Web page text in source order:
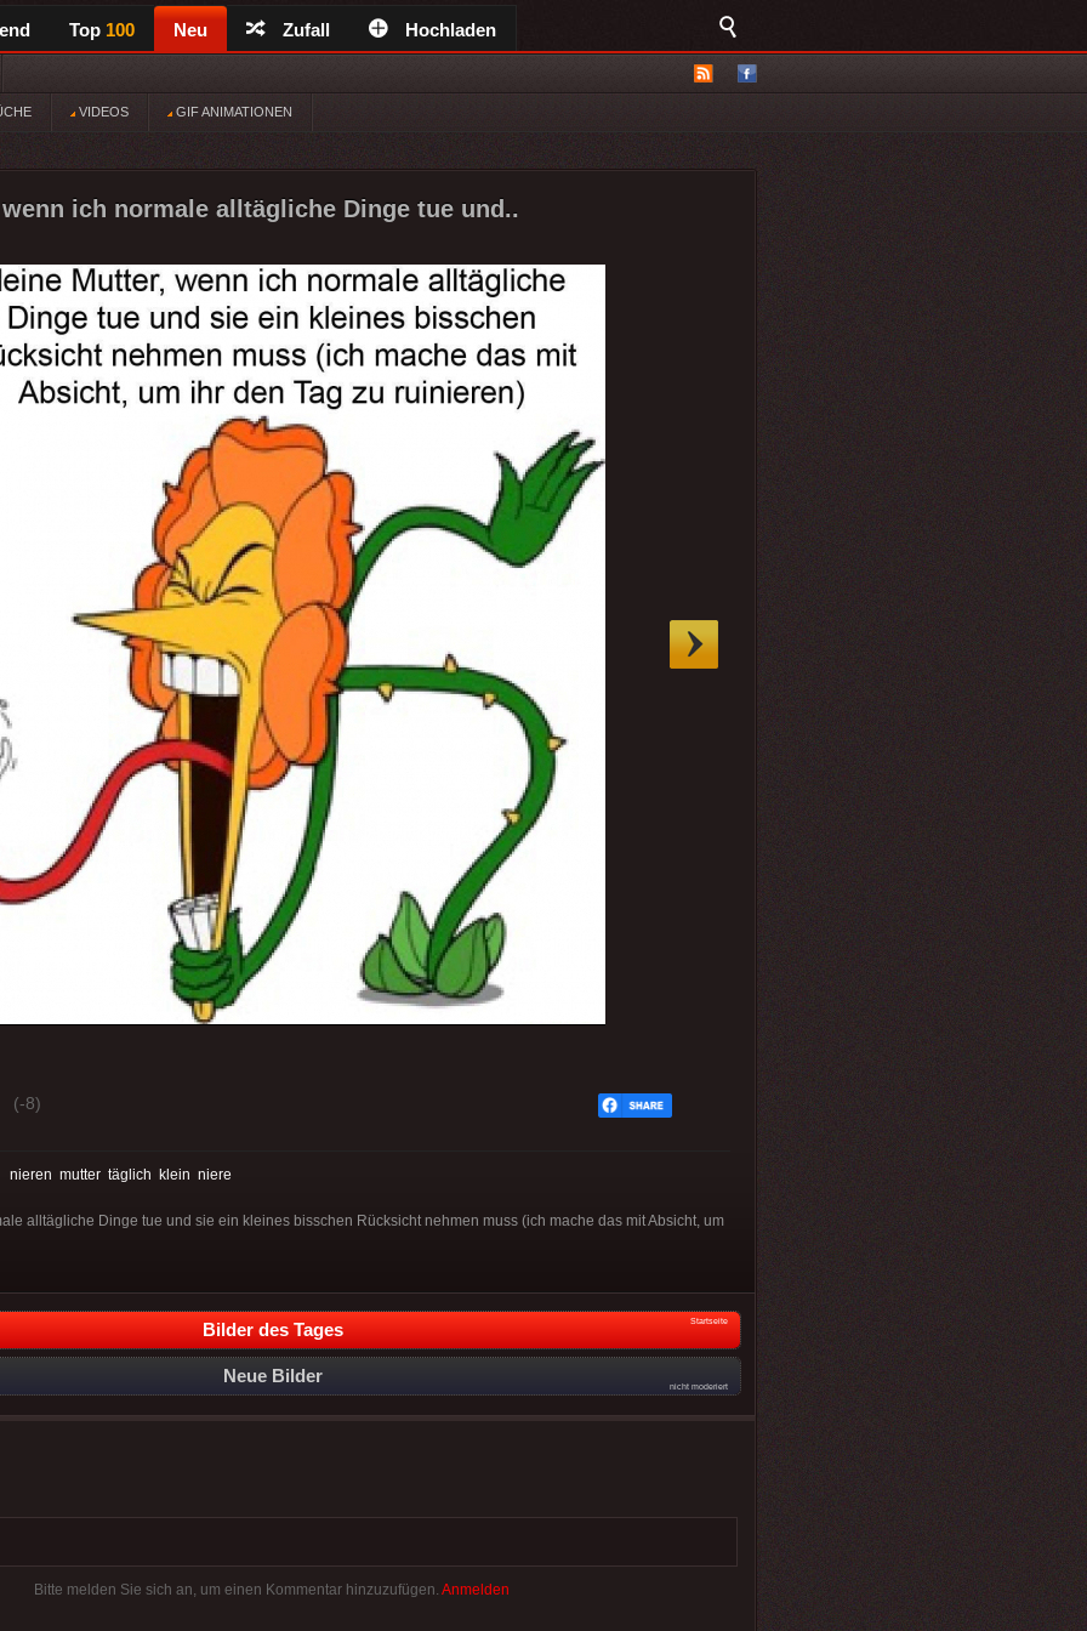
Top 100 Neu Zufall Hochladen
VIDEOS GIF ANIMATIONEN
ich normale alltägliche Dinge tue und..
(-8)
nieren mutter täglich klein niere
alltägliche Dinge tue und sie ein kleines bisschen Rücksicht nehmen muss (ich mache das mit Absicht, um
Bilder des Tages Startseite
Neue Bilder
nicht moderiert
Bitte melden Sie sich an, um einen Kommentar hinzuzufügen. Anmelden